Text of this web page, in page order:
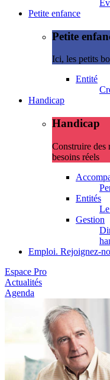
Petite enfance
Petite
Ici, les petits
Entité
Handicap
Handicap
Construire des
besoins réels
Entités
Gestion
Emploi. Rejoignez-
Espace Pro
Actualités
Agenda